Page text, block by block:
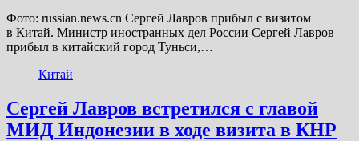
Фото: russian.news.cn Сергей Лавров прибыл с визитом
в Китай. Министр иностранных дел России Сергей Лавров
прибыл в китайский город Туньси,…
Китай
Сергей Лавров встретился с главой
МИД Индонезии в ходе визита в КНР